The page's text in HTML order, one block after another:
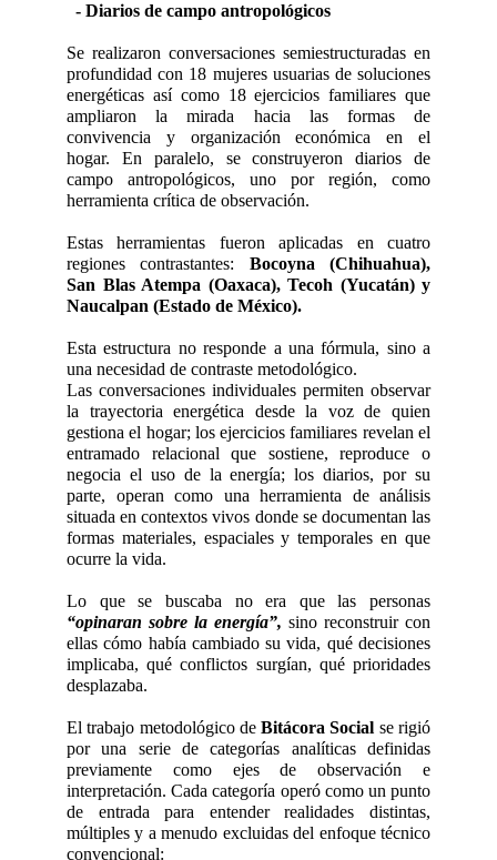
- Diarios de campo antropológicos
Se realizaron conversaciones semiestructuradas en
profundidad con 18 mujeres usuarias de soluciones
energéticas así como 18 ejercicios familiares que
ampliaron la mirada hacia las formas de
convivencia y organización económica en el
hogar. En paralelo, se construyeron diarios de
campo antropológicos, uno por región, como
herramienta crítica de observación.
Estas herramientas fueron aplicadas en cuatro
regiones contrastantes: Bocoyna (Chihuahua),
San Blas Atempa (Oaxaca), Tecoh (Yucatán) y
Naucalpan (Estado de México).
Esta estructura no responde a una fórmula, sino a
una necesidad de contraste metodológico.
Las conversaciones individuales permiten observar
la trayectoria energética desde la voz de quien
gestiona el hogar; los ejercicios familiares revelan el
entramado relacional que sostiene, reproduce o
negocia el uso de la energía; los diarios, por su
parte, operan como una herramienta de análisis
situada en contextos vivos donde se documentan las
formas materiales, espaciales y temporales en que
ocurre la vida.
Lo que se buscaba no era que las personas
“opinaran sobre la energía”, sino reconstruir con
ellas cómo había cambiado su vida, qué decisiones
implicaba, qué conflictos surgían, qué prioridades
desplazaba.
El trabajo metodológico deBitácora Social se rigió
por una serie de categorías analíticas definidas
previamente como ejes de observación e
interpretación. Cada categoría operó como un punto
de entrada para entender realidades distintas,
múltiples y a menudo excluidas del enfoque técnico
convencional: